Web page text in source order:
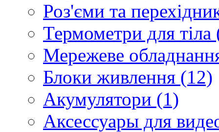
Роз'єми та
Термометри для тіла
Мережеве
Блоки живлення (12)
Акумулятори (1)
Аксессуары для